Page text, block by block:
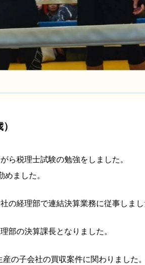
ら税理士試験の勉強をしました。
ました。
の経理部で連結決算業務に従事しま
部の決算課長となりました。
の子会社の買収案件に関わりました